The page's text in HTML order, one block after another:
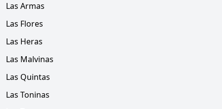
Las Armas
Las Flores
Las Heras
Las Malvinas
Las Quintas
Las Toninas